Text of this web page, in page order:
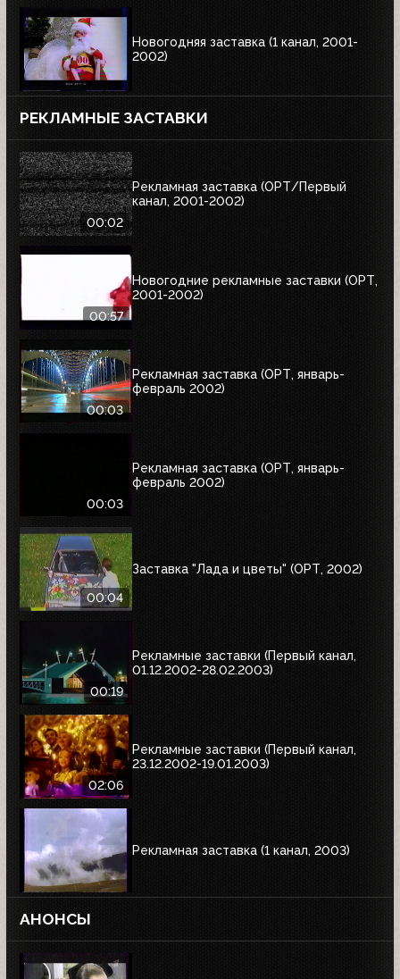
Новогодняя заставка (1 канал, 2001-
2002)
РЕКЛАМНЫЕ ЗАСТАВКИ
00:02
Рекламная заставка (ОРТ/Первый
канал, 2001-2002)
00:57
Новогодние рекламные заставки (ОРТ,
2001-2002)
00:03
Рекламная заставка (ОРТ, январь-
февраль 2002)
00:03
Рекламная заставка (ОРТ, январь-
февраль 2002)
00:04
Заставка "Лада и цветы" (ОРТ, 2002)
00:19
Рекламные заставки (Первый канал,
01.12.2002-28.02.2003)
02:06
Рекламные заставки (Первый канал,
23.12.2002-19.01.2003)
Рекламная заставка (1 канал, 2003)
АНОНСЫ